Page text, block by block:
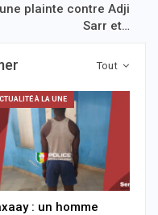
une plainte contre Adji
Sarr et…
Tout
À LA UNE
: un homme